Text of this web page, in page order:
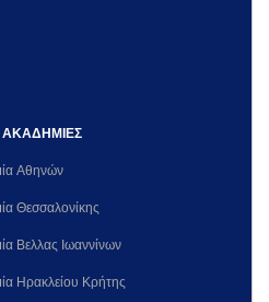
ΑΚΑΔΗΜΙΕΣ
Αθηνών
Θεσσαλονίκης
Βελλας Ιωαννίνων
Ηρακλείου Κρήτης